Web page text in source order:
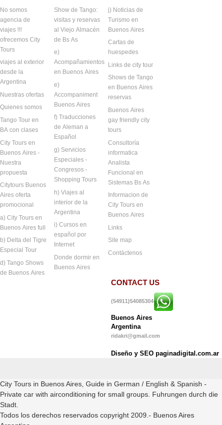
No somos
agencia de
viajes !!!
ofrecemos City
Tours
viajes al exterior
desde la
Argentina
Nuestras ofertas
Quienes somos
Tango Tour en
BA con clases
City Tours en
Buenos Aires -
Nuestra
propuesta
Citytours Buenos
Aires oferta
promocional
a) City Tours en
Buenos Aires full
b) Delta del Tigre
Especial Tour
d) Tango Shows
de Buenos Aires
Show de Tango:
visitas y reservas
al Viejo Almacén
de Bs As
e)
Acompañamientos
en Buenos Aires
e)
Accompaniment
Buenos Aires
f) Traducciones
de Aleman a
Español
g) Servicios
Especiales -
Congresos -
Shopping Tours
h) Viajes al
interior de la
Argentina
i) Cursos en
español por
Internet
Donde dormir en
Buenos Aires
j) Noticias de
Turismo en
Buenos Aires
Cartas de
huespedes
Links de city tour
Shows de Tango
en Buenos Aires
reservas
Buenos Aires
gay friendly city
tours
Consultoría
informatica
Analista
Funcional en
Sistemas Bs As
Informacion de
City Tours en
Buenos Aires
Links
Site map
Contáctenos
CONTACT US
(54911)54085304
Buenos Aires
Argentina
ridakri@gmail.com
Diseño y SEO paginadigital.com.ar
City Tours in Buenos Aires, Guide in German / English & Spanish -
Private car with airconditioning for small groups. Fuhrungen durch die
Stadt.
Todos los derechos reservados copyright 2009.- Buenos Aires